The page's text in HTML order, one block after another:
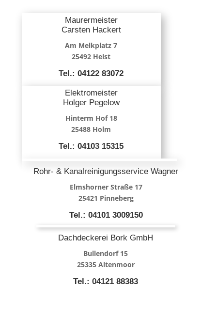
Maurermeister
Carsten Hackert
Am Melkplatz 7
25492 Heist
Tel.: 04122 83072
Elektromeister
Holger Pegelow
Hinterm Hof 18
25488 Holm
Tel.: 04103 15315
Rohr- & Kanalreinigungsservice Wagner
Elmshorner Straße 17
25421 Pinneberg
Tel.: 04101 3009150
Dachdeckerei Bork GmbH
Bullendorf 15
25335 Altenmoor
Tel.: 04121 88383